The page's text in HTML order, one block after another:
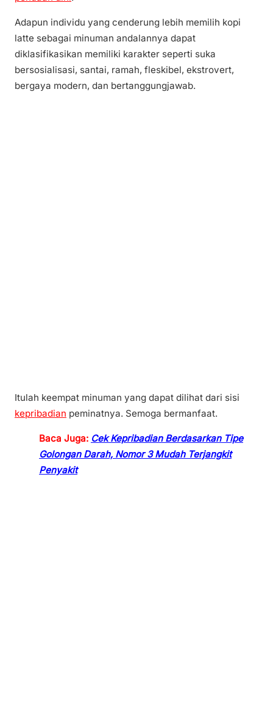
Adapun individu yang cenderung lebih memilih kopi
latte sebagai minuman andalannya dapat
diklasifikasikan memiliki karakter seperti suka
bersosialisasi, santai, ramah, fleskibel, ekstrovert,
bergaya modern, dan bertanggungjawab.
Itulah keempat minuman yang dapat dilihat dari sisi
kepribadian peminatnya. Semoga bermanfaat.
Baca Juga: Cek Kepribadian Berdasarkan Tipe
Golongan Darah, Nomor 3 Mudah Terjangkit
Penyakit